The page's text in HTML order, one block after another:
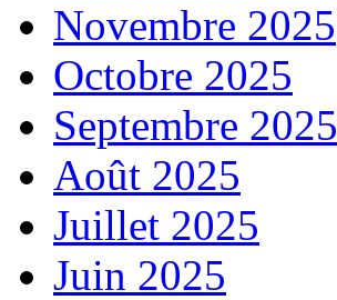
Novembre 2025
Octobre 2025
Septembre 2025
Août 2025
Juillet 2025
Juin 2025